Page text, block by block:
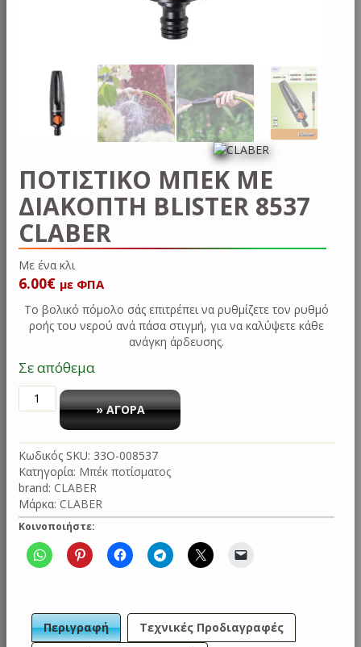
ΠΟΤΙΣΤΙΚΟ ΜΠΕΚ ΜΕ
ΔΙΑΚΟΠΤΗ BLISTER 8537
CLABER
Με έν
6.00€ με ΦΠΑ
Το βολικό πόμολο σάς επιτρέπει να ρυθμίζετε τον ρυθμό
ροής του νερού ανά πάσα στιγμή, για να καλύψετε κάθε
ανάγκη άρδευσης.
Σε απόθεμα
ΠΟΤΙΣΤΙΚΟ
ΜΠΕΚ
ΔΙΑΚΟΠΤΗ
BLISTER
8537
CLABER
ποσότητα
» ΑΓΟΡΑ
Κωδικός SKU: 33O-008537
Κατηγορία: Μπέκ ποτίσματος
brand: CLABER
Μάρκα: CLABER
Κοινοποιήστε:
Περιγραφή
Τεχνικές Προδιαγραφές